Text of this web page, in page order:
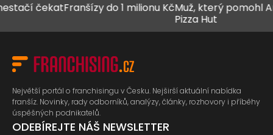
čekatFranšízy do 1 milionu KčMuž, který pomohl
Pizza Hut
Největší portál o franchisingu v Česku. Nejširší aktuální nabídka
franšíz. Novinky, rady odborníků, analýzy, články, rozhovory i příběhy
úspěšných podnikatelů.
ODEBÍREJTE NÁŠ NEWSLETTER